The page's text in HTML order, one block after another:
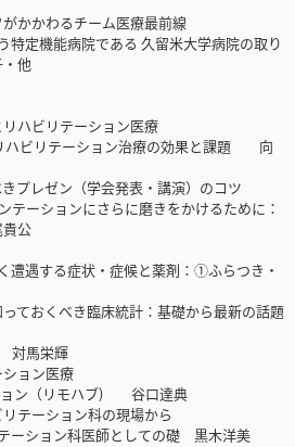
かかわるチーム医療最前線
特定機能病院である 久留米大学病院の取り
他
ハビリテーション医療
ハビリテーション治療の効果と課題 向
プレゼン（学会発表・講演）のコツ
テーションにさらに磨きをかけるために：
公
遭遇する症状・症候と薬剤：①ふらつき・
ておくべき臨床統計：基礎から最新の話題
対馬栄輝
ション医療
ョン（リモハブ) 谷口達典
テーション科の現場から
ーション科医師としての礎 黒木洋美